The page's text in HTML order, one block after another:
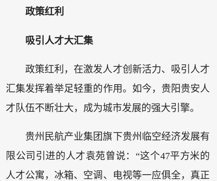
政策红利
吸引人才大汇集
政策红利，在激发人才创新活力、吸引人才
汇集发挥着举足轻重的作用。如今，贵阳贵安人
才队伍不断壮大，成为城市发展的强大引擎。
贵州民航产业集团旗下贵州临空经济发展有
限公司引进的人才袁苑曾说：“这个47平方米的
人才公寓，冰箱、空调、电视等一应俱全，真正